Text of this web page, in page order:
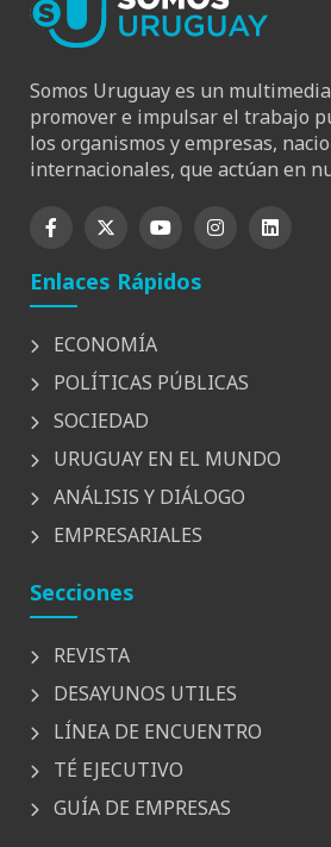
Somos Uruguay es un
promover e impulsar el trabajo
los organismos y empresas,
internacionales, que actúan en
Enlaces Rápidos
ECONOMÍA
POLÍTICAS PÚBLICAS
SOCIEDAD
URUGUAY EN EL MUNDO
ANÁLISIS Y DIÁLOGO
EMPRESARIALES
Secciones
REVISTA
DESAYUNOS UTILES
LÍNEA DE ENCUENTRO
TÉ EJECUTIVO
GUÍA DE EMPRESAS